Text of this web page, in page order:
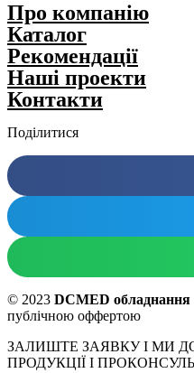
Про компанію
Каталог
Рекомендації
Нашi проекти
Контакти
Поділитися
© 2023 DCMED обладнання
публічною оффертою
ЗАЛИШТЕ ЗАЯВКУ І МИ
ПРОДУКЦІЇ І